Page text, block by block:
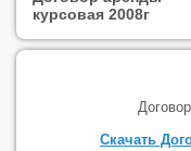
курсовая 2008г
Скачать